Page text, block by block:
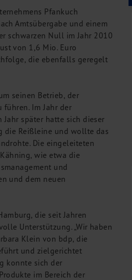
Pfankuch
Amtsübergabe und einem
schwarzen Null im Jahr 2010
von 1,6 Mio. Euro
die ebenfalls geregelt
seinen Betrieb, der
Im Jahr der
später hatte sich dieser
die Reißleine und wollte das
Die eingeleiteten
wie etwa die
und
und dem neuen
die seit Jahren
Unterstützung. „Wir haben
Klein von bdp, die
und zielgerichtet
konnte sich der
im Bereich der